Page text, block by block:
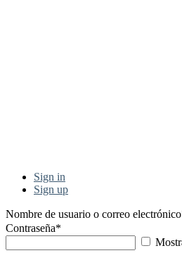
Sign in
Sign up
Nombre de usuario o correo electrónico
Contraseña*